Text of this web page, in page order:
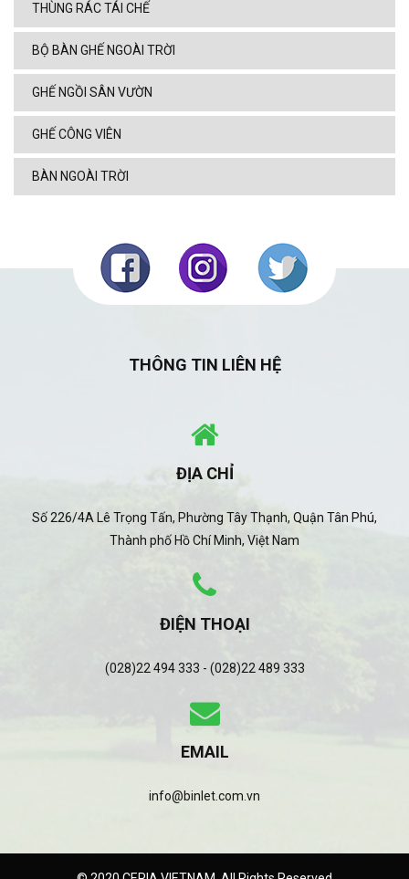
THÙNG RÁC TÁI CHẾ
BỘ BÀN GHẾ NGOÀI TRỜI
GHẾ NGỒI SÂN VƯỜN
GHẾ CÔNG VIÊN
BÀN NGOÀI TRỜI
THÔNG TIN LIÊN HỆ
ĐỊA CHỈ
Số 226/4A Lê Trọng Tấn, Phường Tây Thạnh, Quận Tân Phú,
Thành phố Hồ Chí Minh, Việt Nam
ĐIỆN THOẠI
(028)22 494 333 - (028)22 489 333
EMAIL
info@binlet.com.vn